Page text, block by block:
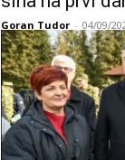
Goran Tudor - 04/09/